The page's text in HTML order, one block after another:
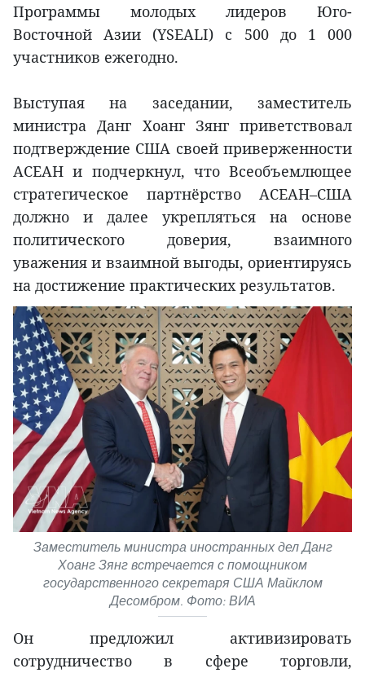
Программы молодых лидеров Юго-
Восточной Азии (YSEALI) с 500 до 1 000
участников ежегодно.
Выступая на заседании, заместитель
министра Данг Хоанг Зянг приветствовал
подтверждение США своей приверженности
АСЕАН и подчеркнул, что Всеобъемлющее
стратегическое партнёрство АСЕАН–США
должно и далее укрепляться на основе
политического доверия, взаимного
уважения и взаимной выгоды, ориентируясь
на достижение практических результатов.
Заместитель министра иностранных дел Данг
Хоанг Зянг встречается с помощником
государственного секретаря США Майклом
Десомбром. Фото: ВИА
Он предложил активизировать
сотрудничество в сфере торговли,